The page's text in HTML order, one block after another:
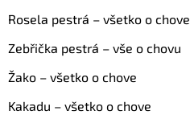
Rosela pestrá – všetko o chove
Zebřička pestrá – vše o chovu
Žako – všetko o chove
Kakadu – všetko o chove